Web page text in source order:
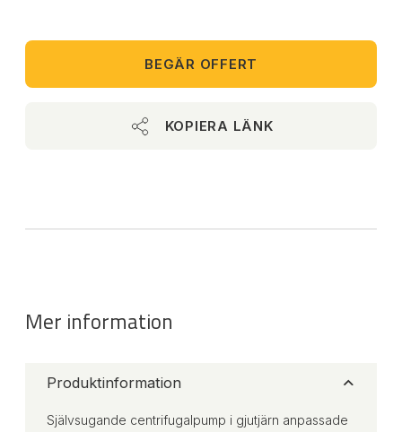
BEGÄR OFFERT
KOPIERA LÄNK
Mer information
Produktinformation
Självsugande centrifugalpump i gjutjärn anpassade